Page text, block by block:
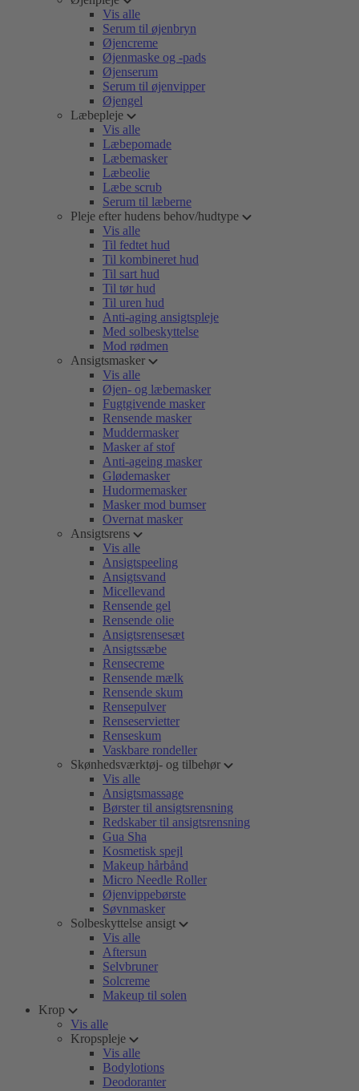
Vis alle
Serum til øjenbryn
Øjencreme
Øjenmaske og -pads
Øjenserum
Serum til øjenvipper
Øjengel
Læbepleje
Vis alle
Læbepomade
Læbemasker
Læbeolie
Læbe scrub
Serum til læberne
Pleje efter hudens behov/hudtype
Vis alle
Til fedtet hud
Til kombineret hud
Til sart hud
Til tør hud
Til uren hud
Anti-aging ansigtspleje
Med solbeskyttelse
Mod rødmen
Ansigtsmasker
Vis alle
Øjen- og læbemasker
Fugtgivende masker
Rensende masker
Muddermasker
Masker af stof
Anti-ageing masker
Glødemasker
Hudormemasker
Masker mod bumser
Overnat masker
Ansigtsrens
Vis alle
Ansigtspeeling
Ansigtsvand
Micellevand
Rensende gel
Rensende olie
Ansigtsrensesæt
Ansigtssæbe
Rensecreme
Rensende mælk
Rensende skum
Rensepulver
Renseservietter
Renseskum
Vaskbare rondeller
Skønhedsværktøj- og tilbehør
Vis alle
Ansigtsmassage
Børster til ansigtsrensning
Redskaber til ansigtsrensning
Gua Sha
Kosmetisk spejl
Makeup hårbånd
Micro Needle Roller
Øjenvippebørste
Søvnmasker
Solbeskyttelse ansigt
Vis alle
Aftersun
Selvbruner
Solcreme
Makeup til solen
Krop
Vis alle
Kropspleje
Vis alle
Bodylotions
Deodoranter